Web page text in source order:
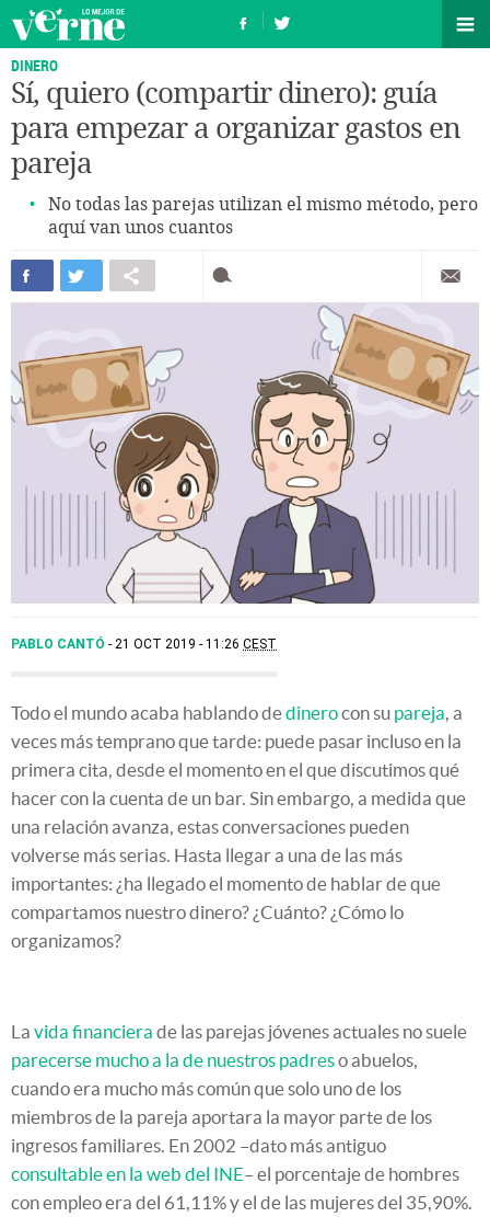
DINERO
Sí, quiero (compartir dinero): guía
para empezar a organizar gastos en
pareja
No todas las parejas utilizan el mismo método, pero
aquí van unos cuantos
PABLO CANTÓ 21 OCT 2019 - 11:26 CEST
Todo el mundo acaba hablando dedinerocon su pareja, a
veces más temprano que tarde: puede pasar incluso en la
primera cita, desde el momento en el que discutimos qué
hacer con la cuenta de un bar. Sin embargo, a medida que
una relación avanza, estas conversaciones pueden
volverse más serias. Hasta llegar a una de las más
importantes: ¿ha llegado el momento de hablar de que
compartamos nuestro dinero? ¿Cuánto? ¿Cómo lo
organizamos?
La vida financiera de las parejas jóvenes actuales no suele
parecerse mucho a la de nuestros padreso abuelos,
cuando era mucho más común que solo uno de los
miembros de la pareja aportara la mayor parte de los
ingresos familiares. En 2002 –dato más antiguo
consultable en la web del INE– el porcentaje de hombres
con empleo era del 61,11% y el de las mujeres del 35,90%.